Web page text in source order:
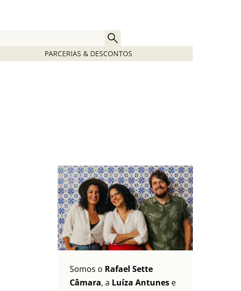
PARCERIAS & DESCONTOS
Somos o Rafael Sette
Câmara, a Luíza Antunes e